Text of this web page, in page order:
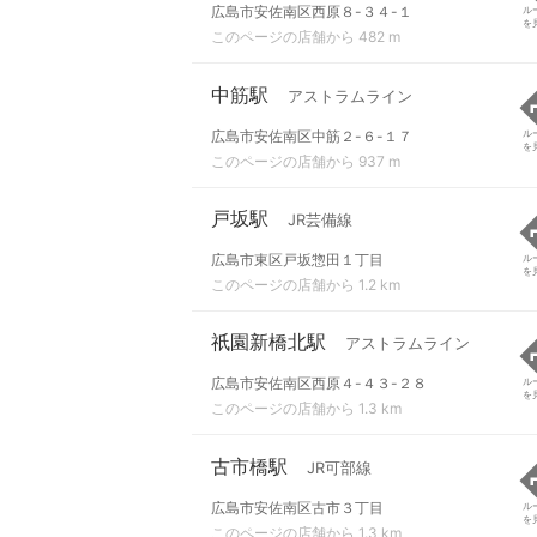
広島市安佐南区西原８-３４-１
このページの店舗から 482 m
ル
を
中筋駅 アストラムライン
広島市安佐南区中筋２-６-１７
このページの店舗から 937 m
ル
を
戸坂駅 JR芸備線
広島市東区戸坂惣田１丁目
このページの店舗から 1.2 km
ル
を
祇園新橋北駅 アストラムライン
広島市安佐南区西原４-４３-２８
このページの店舗から 1.3 km
ル
を
古市橋駅 JR可部線
広島市安佐南区古市３丁目
このページの店舗から 1.3 km
ル
を